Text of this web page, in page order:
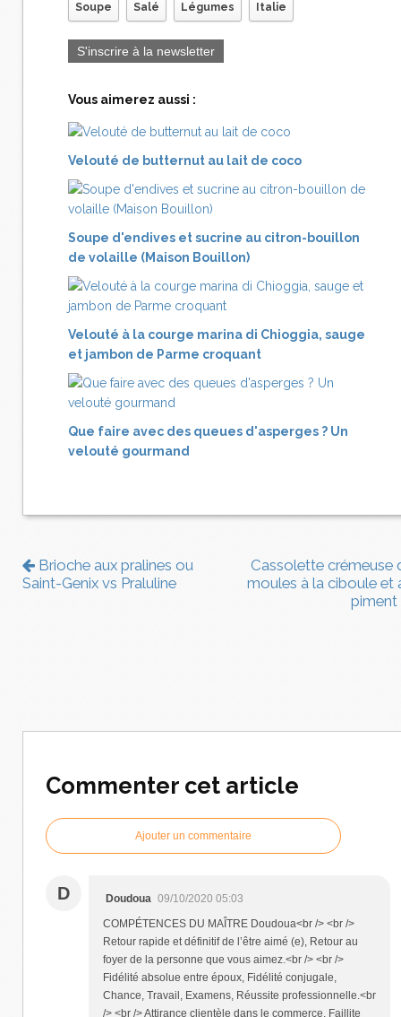
Soupe Salé Légumes Italie
S'inscrire à la newsletter
Vous aimerez aussi :
Velouté de butternut au lait de coco
Soupe d'endives et sucrine au citron-bouillon
de volaille (Maison Bouillon)
Velouté à la courge marina di Chioggia, sauge
et jambon de Parme croquant
Que faire avec des queues d'asperges ? Un
velouté gourmand
Brioche aux pralines ou
Saint-Genix vs Praluline
Cassolette crémeuse
moules à la ciboule et
piment
Commenter cet article
Ajouter un commentaire
D Doudoua 09/10/2020 05:03
COMPÉTENCES DU MAÎTRE Doudoua<br /> <br />
Retour rapide et définitif de l’être aimé (e), Retour au
foyer de la personne que vous aimez.<br /> <br />
Fidélité absolue entre époux, Fidélité conjugale,
Chance, Travail, Examens, Réussite professionnelle.<br
/> <br /> Attirance clientèle dans le commerce, Faillite